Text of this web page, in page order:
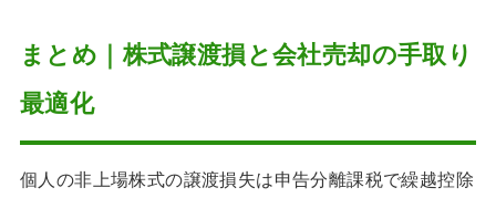
まとめ｜株式譲渡損と会社売却の手取り
最適化
個人の非上場株式の譲渡損失は申告分離課税で繰越控除